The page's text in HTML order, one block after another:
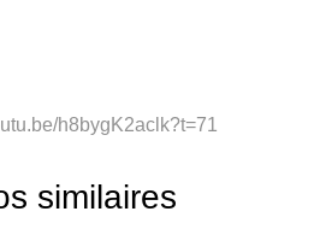
h8bygK2aclk?t=71
similaires